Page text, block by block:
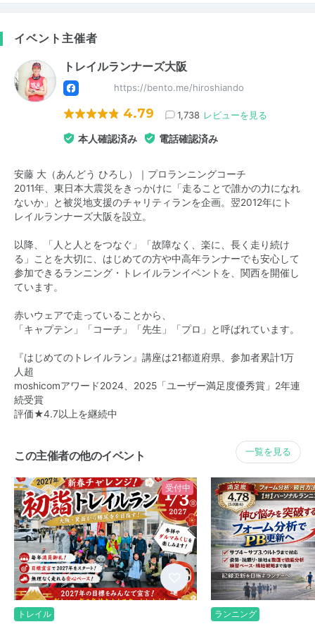
イベント主催者
トレイルランナーズ大阪
https://bento.me/hiroshiando
4.79 1,738 レビューを見る
本人確認済み 電話確認済み
安藤 大（あんどう ひろし）｜プロランニングコーチ
2011年、東日本大震災をきっかけに「走ることで誰かの力になれ
ないか」と被災地支援のチャリティランを企画。翌2012年にト
レイルランナーズ大阪を設立。
以降、「人と人とをつなぐ」「故障なく、楽に、長く走り続け
る」ことを大切に、はじめての方や中高年ランナーでも安心して
参加できるランニング・トレイルランイベントを、関西を開催し
ています。
赤いウェアで走っていることから、
「キャプテン」「コーチ」「先生」「プロ」と呼ばれています。
『はじめてのトレイルラン』講座は21都道府県、参加者累計1万
人超
moshicomアワード2024、2025「ユーザー満足度優秀賞」2年連
続受賞
評価★4.7以上を継続中
この主催者の他のイベント 一覧を見る
受付中
トレイル ランニング